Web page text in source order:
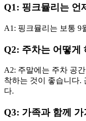
Q1: 핑크뮬리는 언
A1: 핑크뮬리는 보통 9
Q2: 주차는 어떻게
A2: 주말에는 주차 공
착하는 것이 좋습니다.
다.
Q3: 가족과 함께